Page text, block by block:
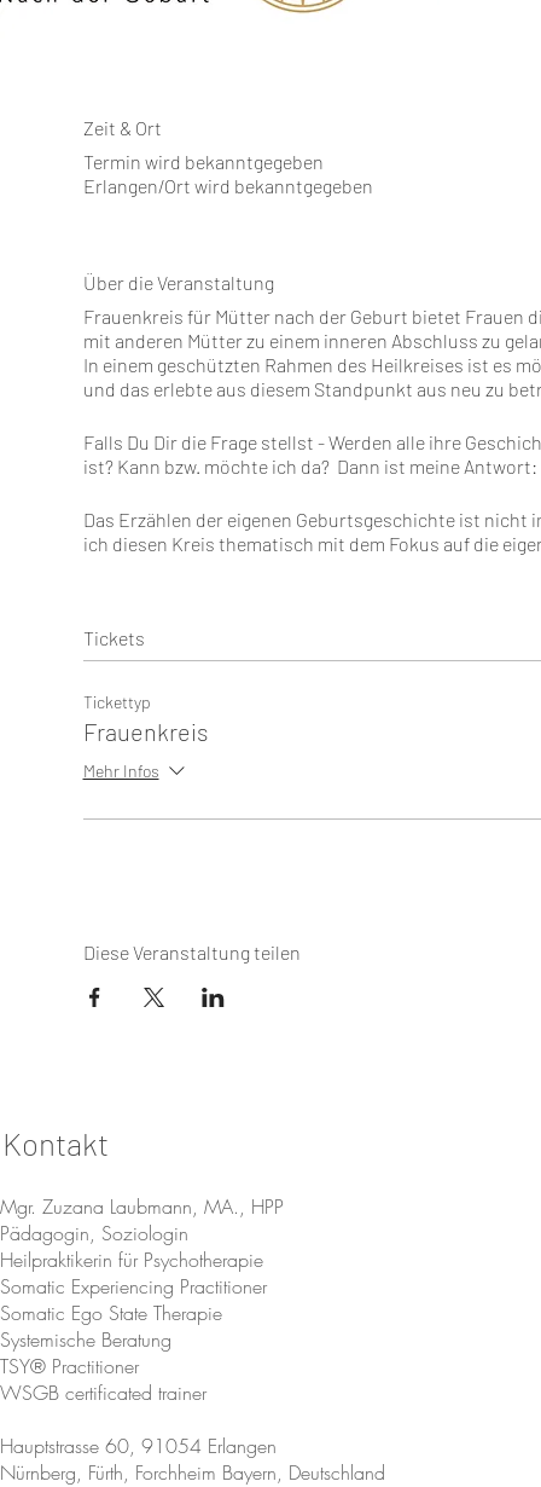
Zeit & Ort
Termin wird bekanntgegeben
Erlangen/Ort wird bekanntgegeben
Über die Veranstaltung
Frauenkreis für Mütter nach der Geburt bietet Frauen
mit anderen Mütter zu einem inneren Abschluss zu
In einem geschützten Rahmen des Heilkreises ist es
und das erlebte aus diesem Standpunkt aus neu zu
Falls Du Dir die Frage stellst - Werden alle ihre
ist? Kann bzw. möchte ich da? Dann ist meine
Das Erzählen der eigenen Geburtsgeschichte ist
ich diesen Kreis thematisch mit dem Fokus auf die
4. Das Verstehen - Was hilft Dir dabei, Deine
5. Das Annehmen - Gibt es einen Weg, wie Du diese
Ansichtsweise für das Erlebte schaffen.
Eigenverantwortlichkeitserklärung
Risiko teil und versichere, dass ich weder an
gefährden könnten. Ich bin für alles, was ich während
Ausführende bzw. Praktizierende an Klienten
der von mir ausgeübten Tätigkeit und bin mir darüber
Es ist mir bewusst, dass während der Ausbildung
Unterstützung angeboten werden. Zwischen mir und
Ich stimme zu und entlasse willentlich den
Haftung. Schadenersatzansprüche gegen die
vorsätzliches Handeln vorliegt.
Fortbildung ist Sache von mir.
Mit meiner Anmeldung akzeptiere ich die
Tickets
Tickettyp
Frauenkreis
Mehr Infos
Diese Veranstaltung teilen
Kontakt
Mgr. Zuzana Laubmann, MA., HPP
Pädagogin, Soziologin
Heilpraktikerin für Psychotherapie
Somatic Experiencing Practitioner
Somatic Ego State Therapie
Systemische Beratung
TSY® Practitioner
WSGB certificated trainer
Hauptstrasse 60, 91054 Erlangen
Nürnberg, Fürth, Forchheim Bayern, Deutschland